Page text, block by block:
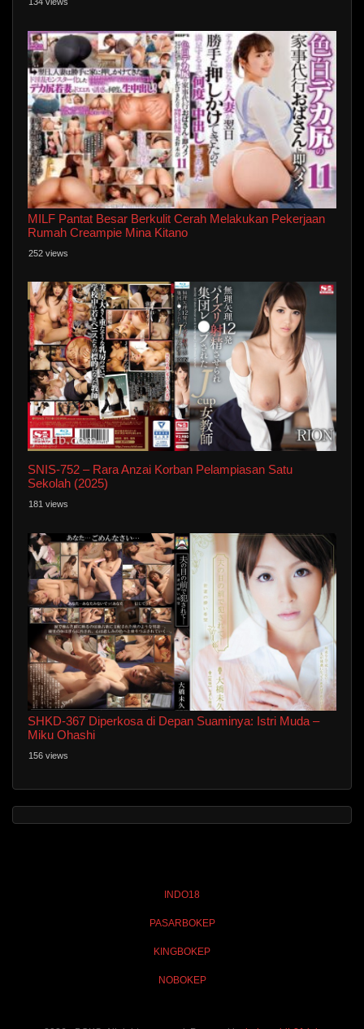
MILF Pantat Besar Berkulit Cerah Melakukan Pekerjaan
Rumah Creampie Mina Kitano
252 views
SNIS-752 – Rara Anzai Korban Pelampiasan Satu
Sekolah (2025)
181 views
SHKD-367 Diperkosa di Depan Suaminya: Istri Muda –
Miku Ohashi
156 views
INDO18
PASARBOKEP
KINGBOKEP
NOBOKEP